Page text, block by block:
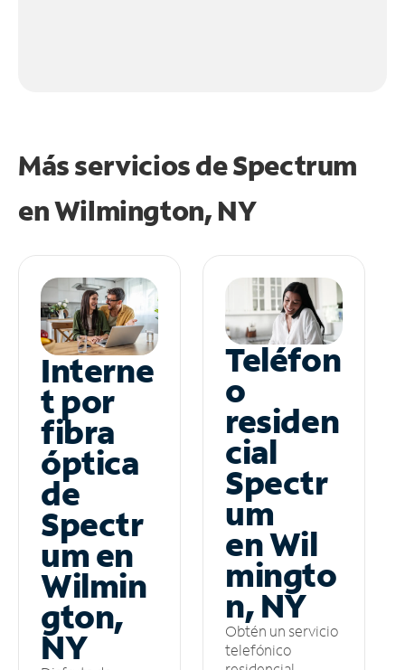
Más servicios de Spectrum
enWilmington, NY
Interne
t por
fibra
óptica
de
Spectr
um en
Wilmin
gton,
NY
Teléfon
o
residen
cial
Spectr
um
en Wil
mingto
n, NY
Obtén un servicio
telefónico